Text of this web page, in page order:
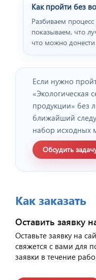
Как пройти без
Разбиваем
показываем, что
что можно
Если нужно
«Экологическая
продукции» без
ближайший
набор исходных
Обсудить
Как заказать
Оставить заявку
Оставьте заявку на
свяжется с вами для
заявки в течение